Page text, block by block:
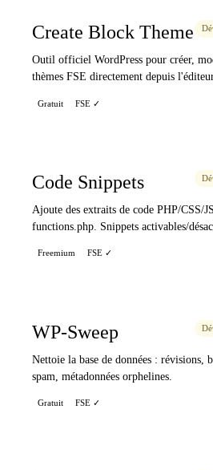
Create Block Theme
Outil officiel WordPress pour créer,
thèmes FSE directement depuis
Gratuit FSE ✓
Code Snippets
Ajoute des extraits de code PHP/CSS/
functions.php. Snippets activables/
Freemium FSE ✓
WP-Sweep
Nettoie la base de données : révisions,
spam, métadonnées orphelines.
Gratuit FSE ✓